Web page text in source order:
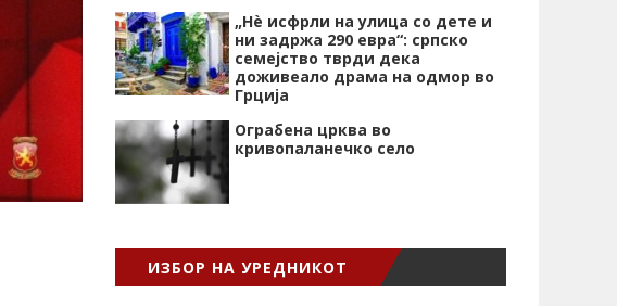
„Нѐ исфрли на улица со дете и
ни задржа 290 евра“: српско
семејство тврди дека
доживеало драма на одмор во
Грција
Ограбена црква во
кривопаланечко село
ИЗБОР НА УРЕДНИКОТ